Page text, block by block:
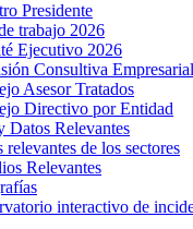
Presidente
trabajo 2026
Ejecutivo 2026
Consultiva Empresarial
Asesor Tratados
Directivo por Entidad
Datos Relevantes
relevantes de los sectores
Relevantes
interactivo de